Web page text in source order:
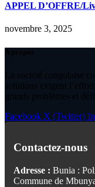
APPEL D’OFFRE/
novembre 3, 2025
A propos
La société congolaise
solutions exigent
grands problèmes et
Facebook X (Twitter)
Contactez-nous
Adresse : Bunia :
Commune de